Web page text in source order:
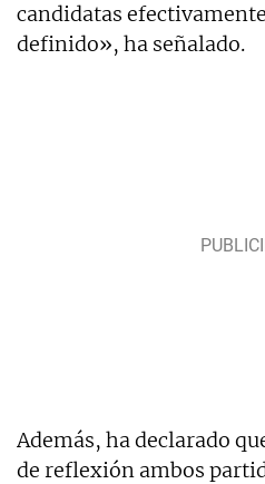
candidatas
definido», ha señalado.
Además, ha declarado
de reflexión ambos